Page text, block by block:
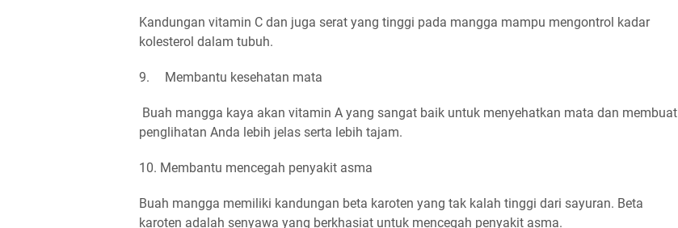
Kandungan vitamin C dan juga serat yang tinggi pada mangga mampu mengontrol kadar
kolesterol dalam tubuh.
9. Membantu kesehatan mata
Buah mangga kaya akan vitamin A yang sangat baik untuk menyehatkan mata dan membuat
penglihatan Anda lebih jelas serta lebih tajam.
10. Membantu mencegah penyakit asma
Buah mangga memiliki kandungan beta karoten yang tak kalah tinggi dari sayuran. Beta
karoten adalah senyawa yang berkhasiat untuk mencegah penyakit asma.